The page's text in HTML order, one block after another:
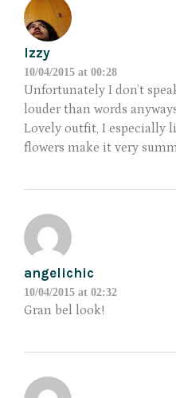
Izzy
10/04/2015 at 00:28
Unfortunately I don’t
louder than words
Lovely outfit, I especially
flowers make it very
angelichic
10/04/2015 at 02:32
Gran bel look!